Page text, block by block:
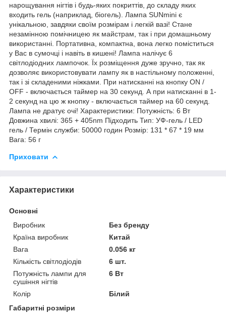
нарощування нігтів і будь-яких покриттів, до складу яких
входить гель (наприклад, біогель). Лампа SUNmini є
унікальною, завдяки своїм розмірам і легкій вазі! Стане
незамінною помічницею як майстрам, так і при домашньому
використанні. Портативна, компактна, вона легко поміститься
у Вас в сумочці і навіть в кишені! Лампа налічує 6
світлодіодних лампочок. Їх розміщення дуже зручно, так як
дозволяє використовувати лампу як в настільному положенні,
так і зі складеними ніжками. При натисканні на кнопку ON /
OFF - включається таймер на 30 секунд. А при натисканні в 1-
2 секунд на цю ж кнопку - включається таймер на 60 секунд.
Лампа не дратує очі! Характеристики: Потужність: 6 Вт
Довжина хвилі: 365 + 405nm Підходить Тип: УФ-гель / LED
гель / Термін служби: 50000 годин Розмір: 131 * 67 * 19 мм
Вага: 56 г
Приховати
Характеристики
Основні
Виробник
Без бренду
Країна виробник
Китай
Вага
0.056 кг
Кількість світлодіодів
6 шт.
Потужність лампи для
сушіння нігтів
6 Вт
Колір
Білий
Габаритні розміри